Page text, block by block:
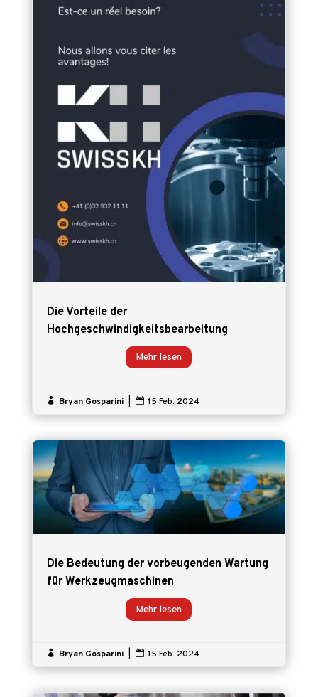
Die Vorteile der
Hochgeschwindigkeitsbearbeitung
Mehr lesen
 Bryan Gosparini  15 Feb. 2024
Die Bedeutung der vorbeugenden Wartung
für Werkzeugmaschinen
Mehr lesen
 Bryan Gosparini  15 Feb. 2024